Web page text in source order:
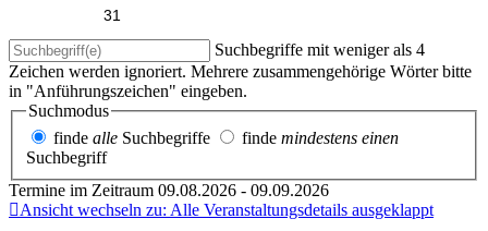
31
Suchbegriffe mit weniger als 4
Zeichen werden ignoriert. Mehrere zusammengehörige Wörter bitte
in "Anführungszeichen" eingeben.
Suchmodus
finde alle Suchbegriffe finde mindestens einen
Suchbegriff
Termine im Zeitraum 09.08.2026 - 09.09.2026
Ansicht wechseln zu: Alle Veranstaltungsdetails ausgeklappt